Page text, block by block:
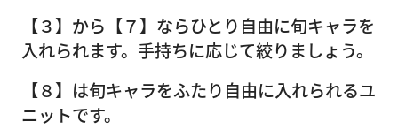
【３】から【７】ならひとり自由に旬キャラを
入れられます。手持ちに応じて絞りましょう。
【８】は旬キャラをふたり自由に入れられるユ
ニットです。